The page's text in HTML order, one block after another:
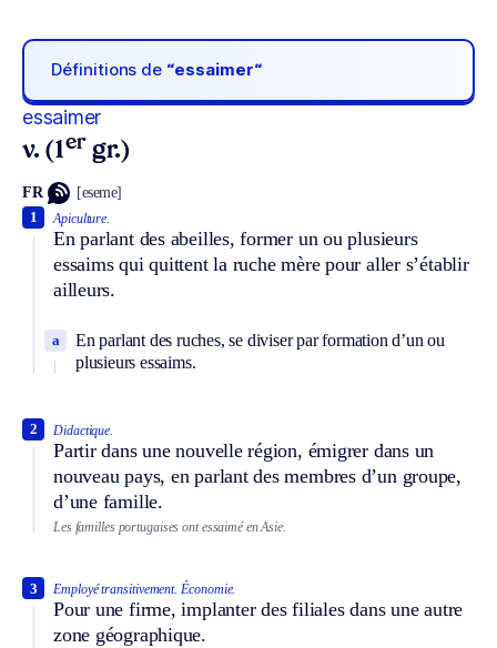
Définitions de “essaimer“
essaimer
v. (1er gr.)
FR [eseme]
Apiculture.
En parlant des abeilles, former un ou plusieurs
essaims qui quittent la ruche mère pour aller s’établir
ailleurs.
1
En parlant des ruches, se diviser par formation d’un ou
plusieurs essaims.
a
Didactique.
Partir dans une nouvelle région, émigrer dans un
nouveau pays, en parlant des membres d’un groupe,
d’une famille.
2
Les familles portugaises ont essaimé en Asie.
Employé transitivement. Économie.
Pour une firme, implanter des filiales dans une autre
zone géographique.
3